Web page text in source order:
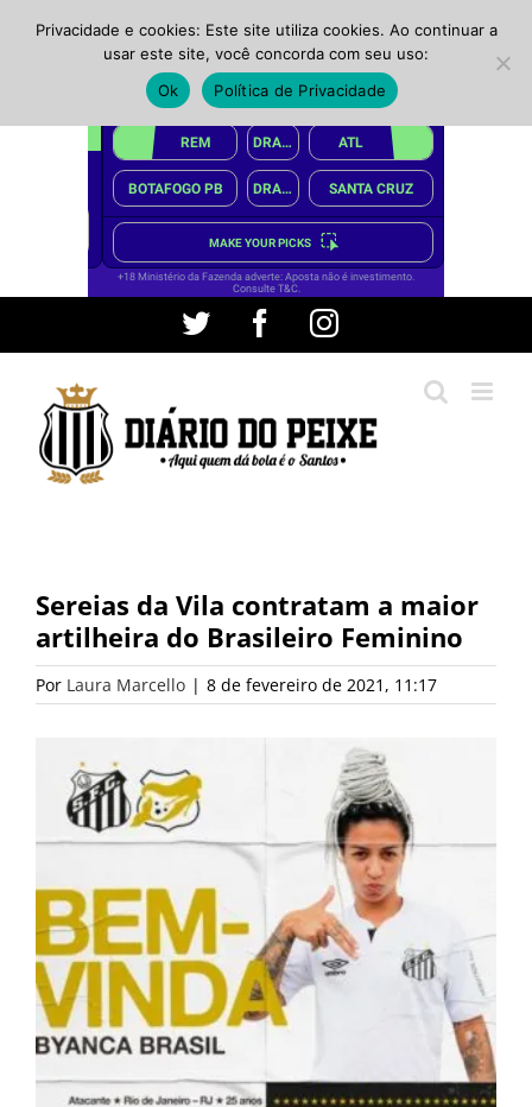
conteúdo
Twitter FacebookInstagram
Sereias da Vila contratam a maior
artilheira do Brasileiro Feminino
Por Laura Marcello | 8 de fevereiro de 2021, 11:17
Privacidade e cookies: Este site utiliza cookies. Ao continuar a
usar este site, você concorda com seu uso:
Ok
Política de Privacidade